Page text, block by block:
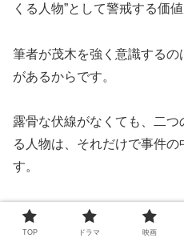
くる人物”として警戒する価
筆者が茂木を強く意識する
があるからです。
露骨な伏線がなくても、二
る人物は、それだけで事件
す。
茂木は第1話の時点で、その
す。
TOP ドラマ 映画